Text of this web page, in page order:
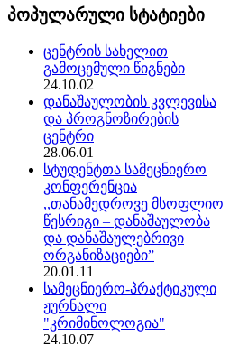
პოპულარული სტატიები
ცენტრის სახელით
გამოცემული წიგნები
24.10.02
დანაშაულობის კვლევისა
და პროგნოზირების
ცენტრი
28.06.01
სტუდენტთა სამეცნიერო
კონფერენცია
,,თანამედროვე მსოფლიო
წესრიგი – დანაშაულობა
და დანაშაულებრივი
ორგანიზაციები”
20.01.11
სამეცნიერო-პრაქტიკული
ჟურნალი
"კრიმინოლოგია"
24.10.07